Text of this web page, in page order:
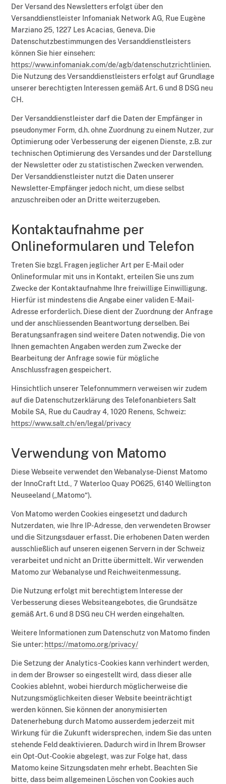
Der Versand des Newsletters erfolgt über den
Versanddienstleister Infomaniak Network AG, Rue Eugène
Marziano 25, 1227 Les Acacias, Geneva. Die
Datenschutzbestimmungen des Versanddienstleisters
können Sie hier einsehen:
https://www.infomaniak.com/de/agb/datenschutzrichtlinien.
Die Nutzung des Versanddienstleisters erfolgt auf Grundlage
unserer berechtigten Interessen gemäß Art. 6 und 8 DSG neu
CH.
Der Versanddienstleister darf die Daten der Empfänger in
pseudonymer Form, d.h. ohne Zuordnung zu einem Nutzer, zur
Optimierung oder Verbesserung der eigenen Dienste, z.B. zur
technischen Optimierung des Versandes und der Darstellung
der Newsletter oder zu statistischen Zwecken verwenden.
Der Versanddienstleister nutzt die Daten unserer
Newsletter-Empfänger jedoch nicht, um diese selbst
anzuschreiben oder an Dritte weiterzugeben.
Kontaktaufnahme per
Onlineformularen und Telefon
Treten Sie bzgl. Fragen jeglicher Art per E-Mail oder
Onlineformular mit uns in Kontakt, erteilen Sie uns zum
Zwecke der Kontaktaufnahme Ihre freiwillige Einwilligung.
Hierfür ist mindestens die Angabe einer validen E-Mail-
Adresse erforderlich. Diese dient der Zuordnung der Anfrage
und der anschliessenden Beantwortung derselben. Bei
Beratungsanfragen sind weitere Daten notwendig. Die von
Ihnen gemachten Angaben werden zum Zwecke der
Bearbeitung der Anfrage sowie für mögliche
Anschlussfragen gespeichert.
Hinsichtlich unserer Telefonnummern verweisen wir zudem
auf die Datenschutzerklärung des Telefonanbieters Salt
Mobile SA, Rue du Caudray 4, 1020 Renens, Schweiz:
https://www.salt.ch/en/legal/privacy
Verwendung von Matomo
Diese Webseite verwendet den Webanalyse-Dienst Matomo
der InnoCraft Ltd., 7 Waterloo Quay PO625, 6140 Wellington
Neuseeland („Matomo“).
Von Matomo werden Cookies eingesetzt und dadurch
Nutzerdaten, wie Ihre IP-Adresse, den verwendeten Browser
und die Sitzungsdauer erfasst. Die erhobenen Daten werden
ausschließlich auf unseren eigenen Servern in der Schweiz
verarbeitet und nicht an Dritte übermittelt. Wir verwenden
Matomo zur Webanalyse und Reichweitenmessung.
Die Nutzung erfolgt mit berechtigtem Interesse der
Verbesserung dieses Websiteangebotes, die Grundsätze
gemäß Art. 6 und 8 DSG neu CH werden eingehalten.
Weitere Informationen zum Datenschutz von Matomo finden
Sie unter: https://matomo.org/privacy/
Die Setzung der Analytics-Cookies kann verhindert werden,
in dem der Browser so eingestellt wird, dass dieser alle
Cookies ablehnt, wobei hierdurch möglicherweise die
Nutzungsmöglichkeiten dieser Website beeinträchtigt
werden können. Sie können der anonymisierten
Datenerhebung durch Matomo ausserdem jederzeit mit
Wirkung für die Zukunft widersprechen, indem Sie das unten
stehende Feld deaktivieren. Dadurch wird in Ihrem Browser
ein Opt-Out-Cookie abgelegt, was zur Folge hat, dass
Matomo keine Sitzungsdaten mehr erhebt. Beachten Sie
bitte, dass beim allgemeinen Löschen von Cookies auch